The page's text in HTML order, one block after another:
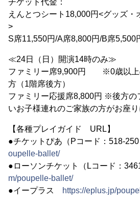
チケット代金：
えんとつシート18,000円<グッズ・
>
S席11,550円/A席8,800円/B席5,500
≪24日（日）開演14時のみ≫
ファミリー席9,900円 ※0歳以上
方（1階席後方）
ファミリー応援席8,800円 ※後方の
いお子様連れのご家族の方がお座り
【各種プレイガイド URL】
●チケットぴあ（Pコード：518-
oupelle-ballet/
●ローソンチケット（Lコード：
m/poupelle-ballet/
●イープラス
https://eplus.jp/